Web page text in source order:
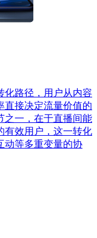
化路径，用户从内容
直接决定流量价值的
之一，在于直播间能
有效用户，这一转化
动等多重变量的协